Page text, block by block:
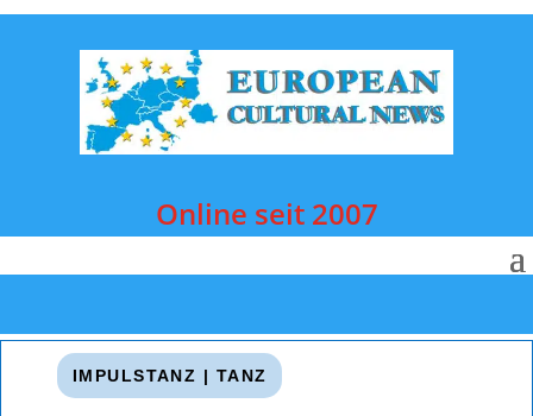
Online seit 2007
IMPULSTANZ | TANZ